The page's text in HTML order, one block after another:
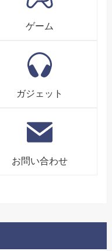
ゲーム
ガジェット
お問い合わせ